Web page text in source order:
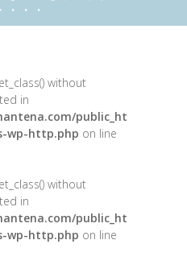
・・・
without
in
public_ht
wp-http.php on line
without
in
public_ht
wp-http.php on line